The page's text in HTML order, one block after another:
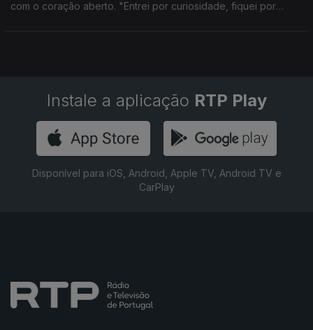
com o coração aberto. "Entrei por curiosidade, fiquei por
Instale a aplicação RTP Play
Disponível para iOS, Android, Apple TV, Android TV e
CarPlay